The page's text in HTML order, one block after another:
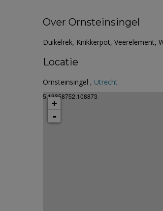
Over Ornsteinsingel
Duikelrek, Knikkerpot, Veerelement,
Locatie
Ornsteinsingel , Utrecht
5.13358752.108873
+
-